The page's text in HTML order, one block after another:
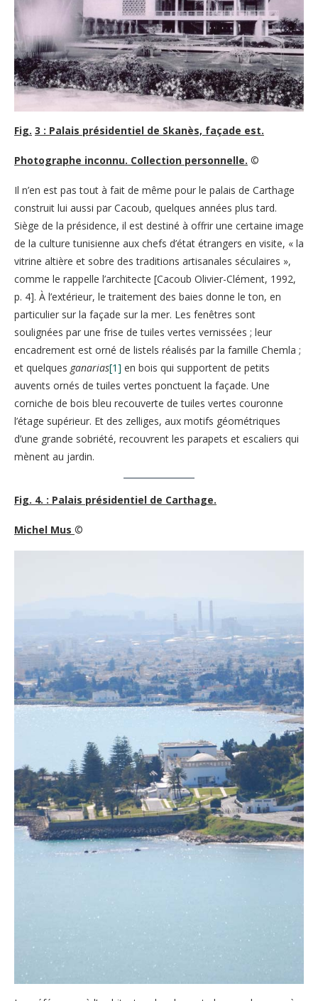
Fig. 3 : Palais présidentiel de Skanès, façade est.
Photographe inconnu. Collection personnelle. ©
Il n’en est pas tout à fait de même pour le palais de Carthage
construit lui aussi par Cacoub, quelques années plus tard.
Siège de la présidence, il est destiné à offrir une certaine image
de la culture tunisienne aux chefs d’état étrangers en visite, « la
vitrine altière et sobre des traditions artisanales séculaires »,
comme le rappelle l’architecte [Cacoub Olivier-Clément, 1992,
p. 4]. À l’extérieur, le traitement des baies donne le ton, en
particulier sur la façade sur la mer. Les fenêtres sont
soulignées par une frise de tuiles vertes vernissées ; leur
encadrement est orné de listels réalisés par la famille Chemla ;
et quelques ganarias[1] en bois qui supportent de petits
auvents ornés de tuiles vertes ponctuent la façade. Une
corniche de bois bleu recouverte de tuiles vertes couronne
l’étage supérieur. Et des zelliges, aux motifs géométriques
d’une grande sobriété, recouvrent les parapets et escaliers qui
mènent au jardin.
Fig. 4. : Palais présidentiel de Carthage.
Michel Mus ©